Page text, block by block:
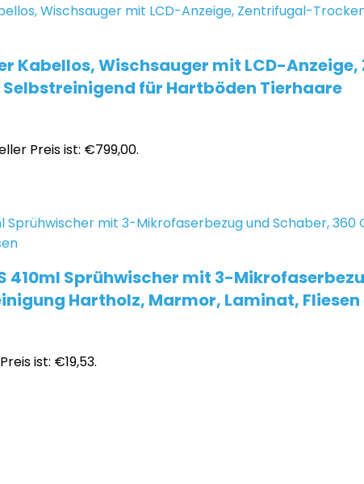
Kabellos, Wischsauger mit LCD-
für Hartböden Tierhaare
Preis ist: €799,00.
410ml Sprühwischer mit 3-
Hartholz, Marmor, Laminat, Fliesen
ist: €19,53.